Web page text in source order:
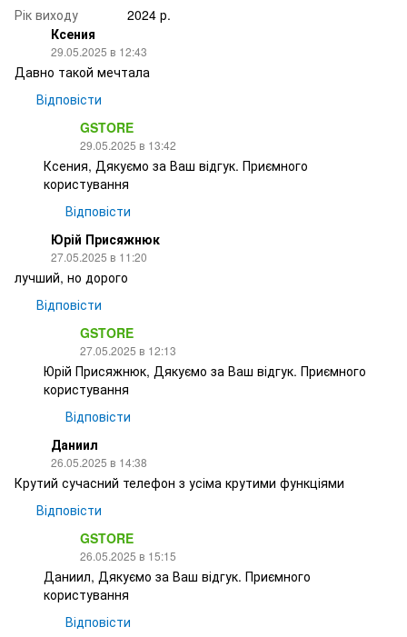
Рік виходу
2024 р.
Ксения
29.05.2025 в 12:43
Давно такой мечтала
Відповісти
GSTORE
29.05.2025 в 13:42
Ксения, Дякуємо за Ваш відгук. Приємного
користування
Відповісти
Юрій Присяжнюк
27.05.2025 в 11:20
лучший, но дорого
Відповісти
GSTORE
27.05.2025 в 12:13
Юрій Присяжнюк, Дякуємо за Ваш відгук. Приємного
користування
Відповісти
Даниил
26.05.2025 в 14:38
Крутий сучасний телефон з усіма крутими функціями
Відповісти
GSTORE
26.05.2025 в 15:15
Даниил, Дякуємо за Ваш відгук. Приємного
користування
Відповісти